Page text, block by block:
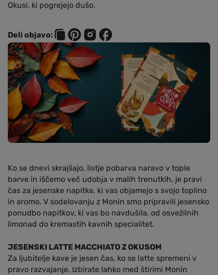
Okusi, ki pogrejejo dušo.
Deli objavo:
Ko se dnevi skrajšajo, listje pobarva naravo v tople
barve in iščemo več udobja v malih trenutkih, je pravi
čas za jesenske napitke, ki vas objamejo s svojo toplino
in aromo. V sodelovanju z Monin smo pripravili jesensko
ponudbo napitkov, ki vas bo navdušila, od osvežilnih
limonad do kremastih kavnih specialitet.
JESENSKI LATTE MACCHIATO Z OKUSOM
Za ljubitelje kave je jesen čas, ko se latte spremeni v
pravo razvajanje. Izbirate lahko med štirimi Monin